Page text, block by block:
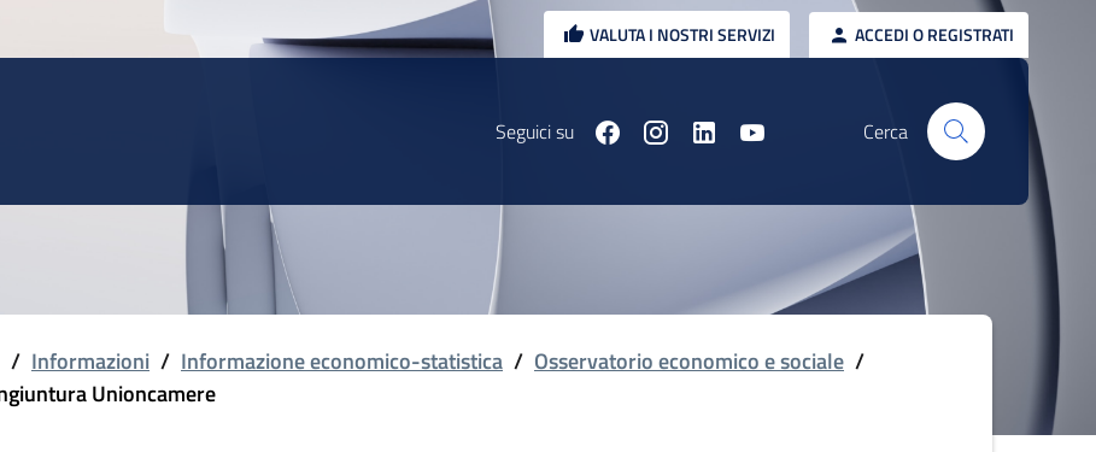
VALUTA I NOSTRI SERVIZI ACCEDI O REGISTRATI
Seguici su Cerca
/ Informazioni / Informazione economico-statistica / Osservatorio economico e sociale /
Unioncamere